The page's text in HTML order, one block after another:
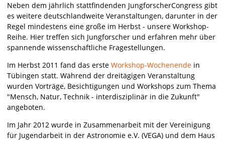
Neben dem jährlich stattfindenden JungforscherCongress gibt
es weitere deutschlandweite Veranstaltungen, darunter in der
Regel mindestens eine große im Herbst - unsere Workshop-
Reihe. Hier treffen sich Jungforscher und erfahren mehr über
spannende wissenschaftliche Fragestellungen.
Im Herbst 2011 fand das erste Workshop-Wochenende in
Tübingen statt. Während der dreitägigen Veranstaltung
wurden Vorträge, Besichtigungen und Workshops zum Thema
"Mensch, Natur, Technik - interdisziplinär in die Zukunft"
angeboten.
Im Jahr 2012 wurde in Zusammenarbeit mit der Vereinigung
für Jugendarbeit in der Astronomie e.V. (VEGA) und dem Haus